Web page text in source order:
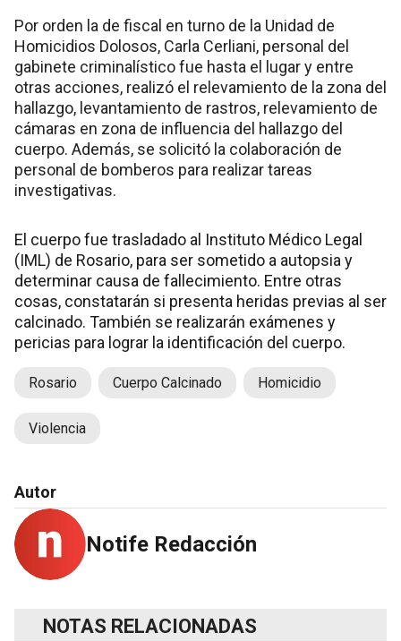
Por orden la de fiscal en turno de la Unidad de
Homicidios Dolosos, Carla Cerliani, personal del
gabinete criminalístico fue hasta el lugar y entre
otras acciones, realizó el relevamiento de la zona del
hallazgo, levantamiento de rastros, relevamiento de
cámaras en zona de influencia del hallazgo del
cuerpo. Además, se solicitó la colaboración de
personal de bomberos para realizar tareas
investigativas.
El cuerpo fue trasladado al Instituto Médico Legal
(IML) de Rosario, para ser sometido a autopsia y
determinar causa de fallecimiento. Entre otras
cosas, constatarán si presenta heridas previas al ser
calcinado. También se realizarán exámenes y
pericias para lograr la identificación del cuerpo.
Rosario Cuerpo Calcinado Homicidio
Violencia
Autor
Notife Redacción
NOTAS RELACIONADAS